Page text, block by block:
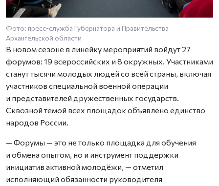
Фото: пресс-служба Губернатора и Правительства
Архангельской области
В новом сезоне в линейку мероприятий войдут 27
форумов: 19 всероссийских и 8 окружных. Участниками
станут тысячи молодых людей со всей страны, включая
участников специальной военной операции
и представителей дружественных государств.
Сквозной темой всех площадок объявлено единство
народов России.
— Форумы — это не только площадка для обучения
и обмена опытом, но и инструмент поддержки
инициатив активной молодёжи, — отметил
исполняющий обязанности руководителя